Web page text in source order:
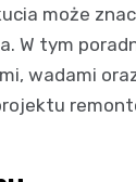
może
W tym
wadami